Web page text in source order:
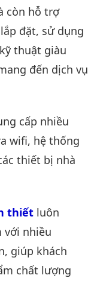
còn hỗ trợ
đặt, sử dụng
thuật giàu
đến dịch vụ
cấp nhiều
wifi, hệ thống
thiết bị nhà
thiết luôn
với nhiều
giúp khách
chất lượng